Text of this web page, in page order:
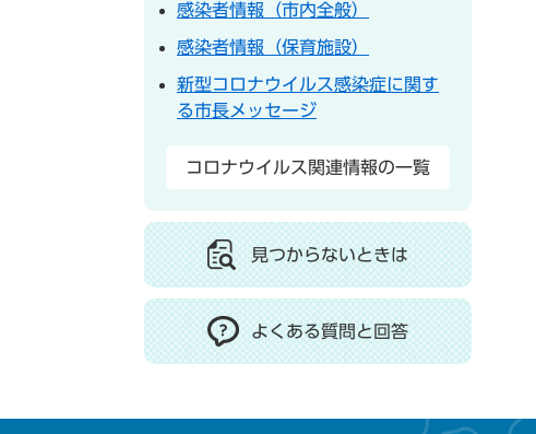
感染者情報（市内全般）
感染者情報（保育施設）
新型コロナウイルス感染症に関す
る市長メッセージ
コロナウイルス関連情報の一覧
見つからないときは
よくある質問と回答